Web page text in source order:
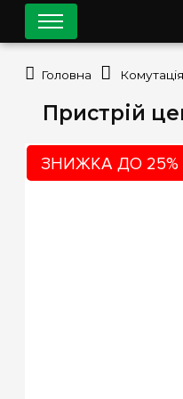
Пристрій
ЗНИЖКА ДО 25%
Головна